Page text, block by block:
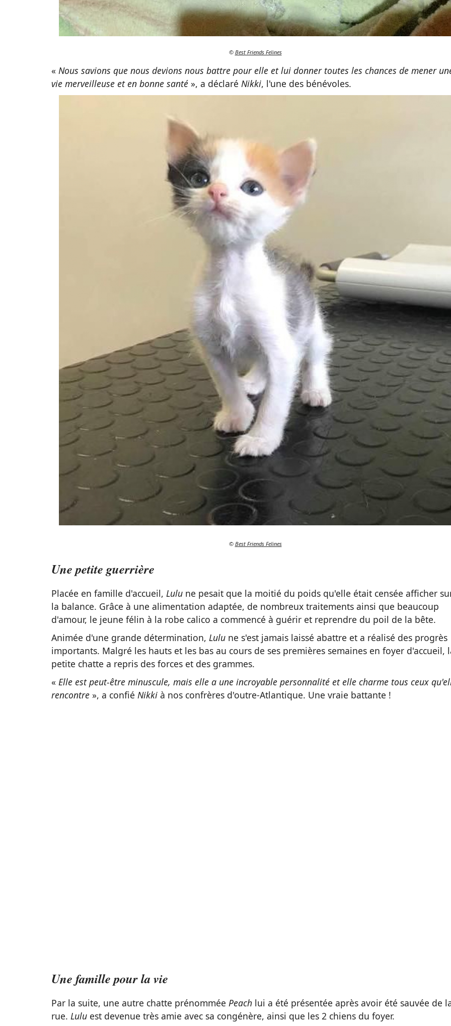
© Best Friends Felines
« Nous savions que nous devions nous battre pour elle et lui donner toutes les chances de mener
vie merveilleuse et en bonne santé », a déclaré Nikki, l'une des bénévoles.
© Best Friends Felines
Une petite guerrière
Placée en famille d'accueil, Lulu ne pesait que la moitié du poids qu'elle était censée afficher
la balance. Grâce à une alimentation adaptée, de nombreux traitements ainsi que beaucoup
d'amour, le jeune félin à la robe calico a commencé à guérir et reprendre du poil de la bête.
Animée d'une grande détermination, Lulu ne s'est jamais laissé abattre et a réalisé des progrès
importants. Malgré les hauts et les bas au cours de ses premières semaines en foyer d'accueil,
petite chatte a repris des forces et des grammes.
« Elle est peut-être minuscule, mais elle a une incroyable personnalité et elle charme tous ceux
rencontre », a confié Nikki à nos confrères d'outre-Atlantique. Une vraie battante !
Une famille pour la vie
Par la suite, une autre chatte prénommée Peach lui a été présentée après avoir été sauvée de
rue. Lulu est devenue très amie avec sa congénère, ainsi que les 2 chiens du foyer.